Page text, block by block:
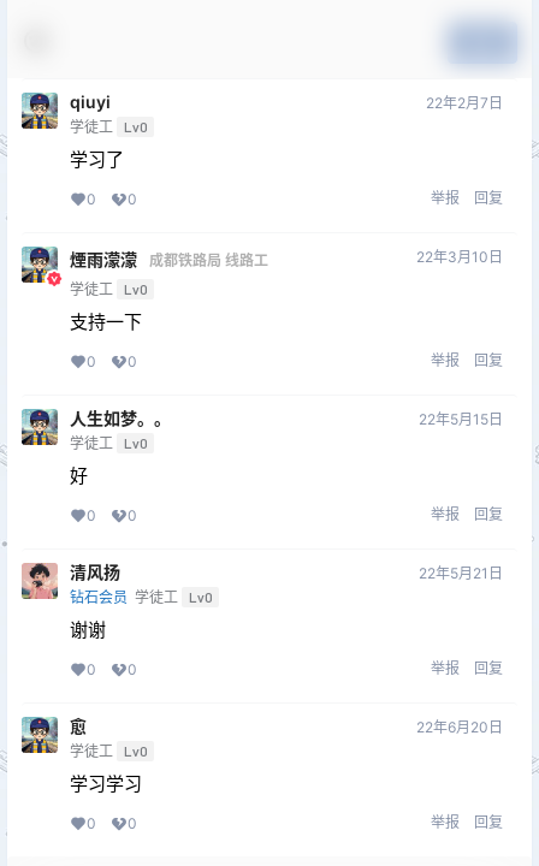
qiuyi
学徒工 Lv0
22年2月7日
学习了
0 0 举报 回复
煙雨濛濛
成都铁路局 线路工
学徒工
Lv0
22年3月10日
支持一下
0 0 举报 回复
人生如梦。。
学徒工 Lv0
22年5月15日
好
0 0 举报 回复
清风扬
钻石会员 学徒工 Lv0
22年5月21日
谢谢
0 0 举报 回复
愈
学徒工 Lv0
22年6月20日
学习学习
0 0 举报 回复